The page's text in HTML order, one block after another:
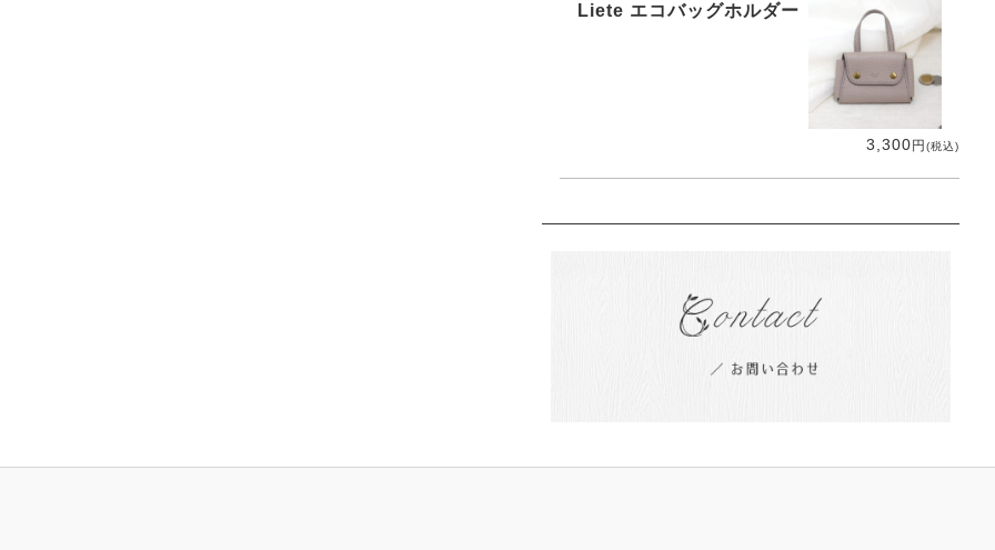
Liete エコバッグホルダー
3,300 円 (税込)